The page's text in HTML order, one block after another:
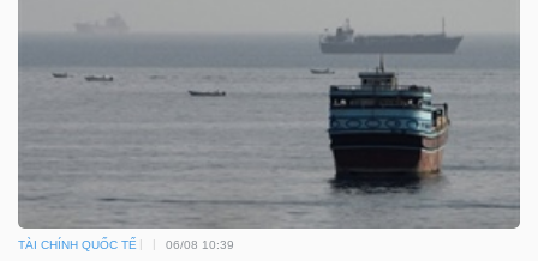
TÀI CHÍNH QUỐC TẾ 06/08 10:39
SỨC